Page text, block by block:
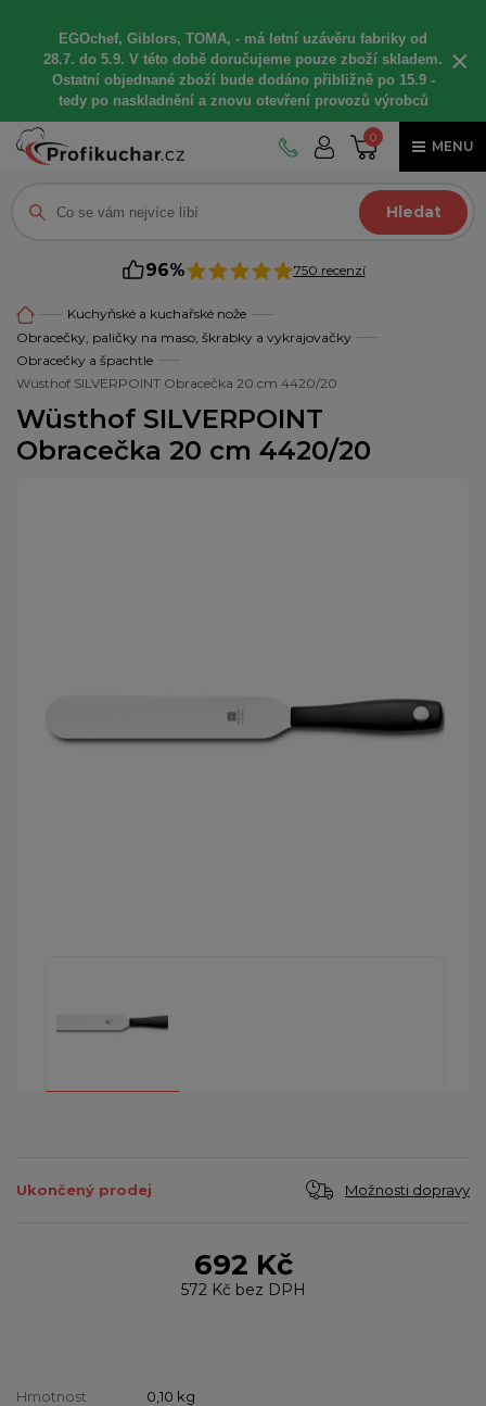
EGOchef, Giblors, TOMA, - má letní uzávěru fabriky od
28.7. do 5.9. V této době doručujeme pouze zboží skladem.
Ostatní objednané zboží bude dodáno přibližně po 15.9 -
tedy po naskladnění a znovu otevření provozů výrobců
×
0
MENU
Hledat
96% 750 recenzí
Kuchyňské a kuchařské nože
Obracečky, paličky na maso, škrabky a vykrajovačky
Obracečky a špachtle
Wüsthof SILVERPOINT Obracečka 20 cm 4420/20
Wüsthof SILVERPOINT
Obracečka 20 cm 4420/20
Ukončený prodej Možnosti dopravy
692 Kč
572 Kč bez DPH
Hmotnost 0,10 kg